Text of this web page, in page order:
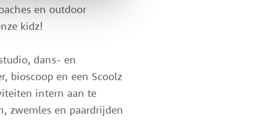
en outdoor
kidz!
dans- en
bioscoop en een Scoolz
intern aan te
zwemles en paardrijden